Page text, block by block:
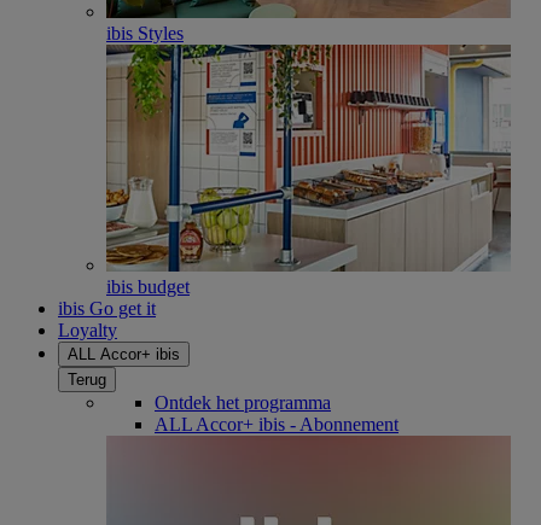
ibis Styles
ibis budget
ibis Go get it
Loyalty
ALL Accor+ ibis
Terug
Ontdek het programma
ALL Accor+ ibis - Abonnement